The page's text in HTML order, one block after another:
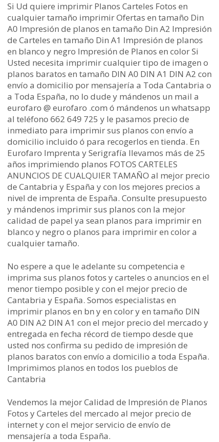
Si Ud quiere imprimir Planos Carteles Fotos en
cualquier tamaño imprimir Ofertas en tamaño Din
A0 Impresión de planos en tamaño Din A2 Impresión
de Carteles en tamaño Din A1 Impresión de planos
en blanco y negro Impresión de Planos en color Si
Usted necesita imprimir cualquier tipo de imagen o
planos baratos en tamaño DIN A0 DIN A1 DIN A2 con
envío a domicilio por mensajería a Toda Cantabria o
a Toda España, no lo dude y mándenos un mail a
eurofaro @ eurofaro .com ó mándenos un whatsapp
al teléfono 662 649 725 y le pasamos precio de
inmediato para imprimir sus planos con envío a
domicilio incluido ó para recogerlos en tienda. En
Eurofaro Imprenta y Serigrafía llevamos más de 25
años imprimiendo planos FOTOS CARTELES
ANUNCIOS DE CUALQUIER TAMAÑO al mejor precio
de Cantabria y España y con los mejores precios a
nivel de imprenta de España. Consulte presupuesto
y mándenos imprimir sus planos con la mejor
calidad de papel ya sean planos para imprimir en
blanco y negro o planos para imprimir en color a
cualquier tamaño.
No espere a que le adelante su competencia e
imprima sus planos fotos y carteles o anuncios en el
menor tiempo posible y con el mejor precio de
Cantabria y España. Somos especialistas en
imprimir planos en bn y en color y en tamaño DIN
A0 DIN A2 DIN A1 con el mejor precio del mercado y
entregada en fecha récord de tiempo desde que
usted nos confirma su pedido de impresión de
planos baratos con envío a domicilio a toda España.
Imprimimos planos en todos los pueblos de
Cantabria
Vendemos la mejor Calidad de Impresión de Planos
Fotos y Carteles del mercado al mejor precio de
internet y con el mejor servicio de envío de
mensajería a toda España.